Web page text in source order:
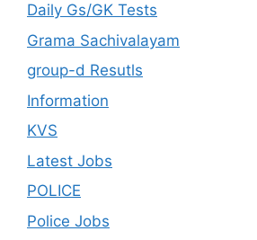
Daily Gs/GK Tests
Grama Sachivalayam
group-d Resutls
Information
KVS
Latest Jobs
POLICE
Police Jobs